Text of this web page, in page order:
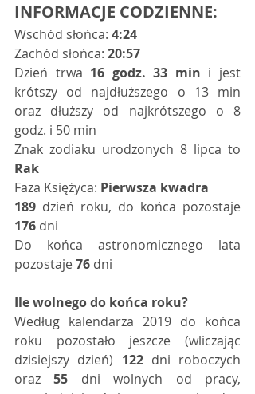
INFORMACJE CODZIENNE:
Wschód słońca: 4:24
Zachód słońca: 20:57
Dzień trwa 16 godz. 33 min i jest
krótszy od najdłuższego o 13 min
oraz dłuższy od najkrótszego o 8
godz. i 50 min
Rak
Faza Księżyca: Pierwsza kwadra
189
176 dni
Do końca astronomicznego lata
pozostaje 76 dni
Ile wolnego do końca roku?
Według kalendarza 2019 do końca
roku pozostało jeszcze (wliczając
dzisiejszy dzień) 122 dni roboczych
oraz 55 dni wolnych od pracy,